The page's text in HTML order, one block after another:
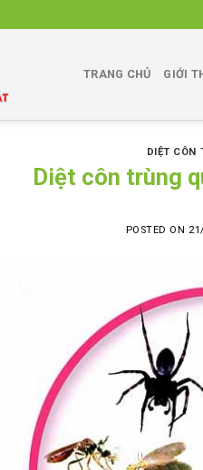
TRANG CHỦ GIỚI
DIỆT CÔN
Diệt côn trùng
POSTED ON